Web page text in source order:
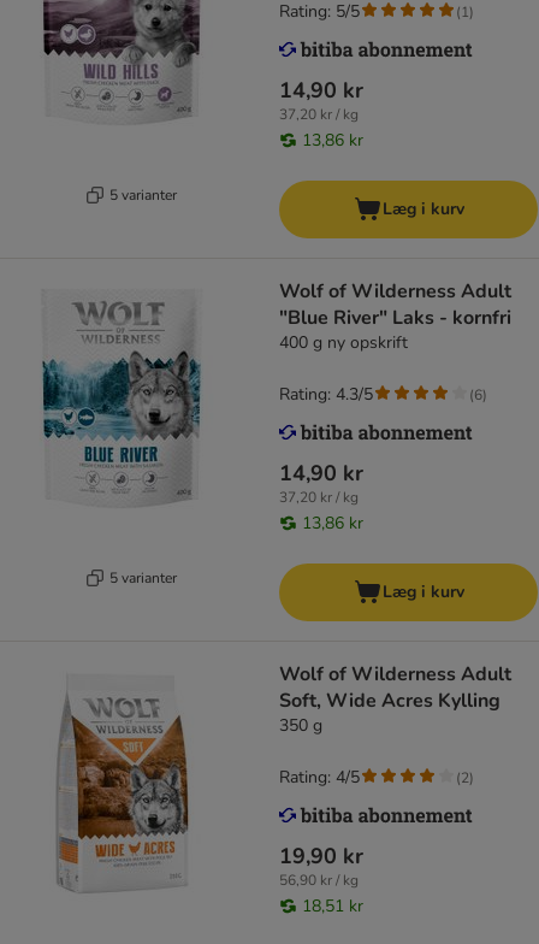
5 varianter
14,90 kr
37,20 kr / kg
13,86 kr
Rating: 5/5 (1)
Læg i kurv
5 varianter
Wolf of Wilderness Adult
"Blue River" Laks - kornfri
400 g ny opskrift
14,90 kr
37,20 kr / kg
13,86 kr
Rating: 4.3/5 (6)
Læg i kurv
Wolf of Wilderness Adult
Soft, Wide Acres Kylling
350 g
19,90 kr
56,90 kr / kg
18,51 kr
Rating: 4/5 (2)